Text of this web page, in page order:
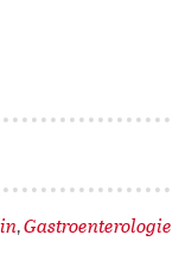
,Gastroenterologie